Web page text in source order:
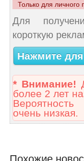
Только для личного
Для
короткую
Нажмите
* Внимание!
более 2 лет
очень низкая.